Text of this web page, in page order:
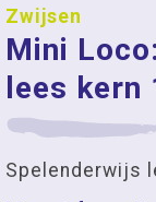
Zwijsen
Mini
lees kern
Spelenderwijs